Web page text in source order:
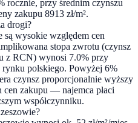
rocznie, przy średnim czynszu
zakupu 8913 zł/m².
drogi?
wysokie względem cen
stopa zwrotu (czynsz
z RCN) wynosi 7.0% przy
polskiego. Powyżej 6%
czynsz proporcjonalnie wyższy
zakupu — najemca płaci
współczynniku.